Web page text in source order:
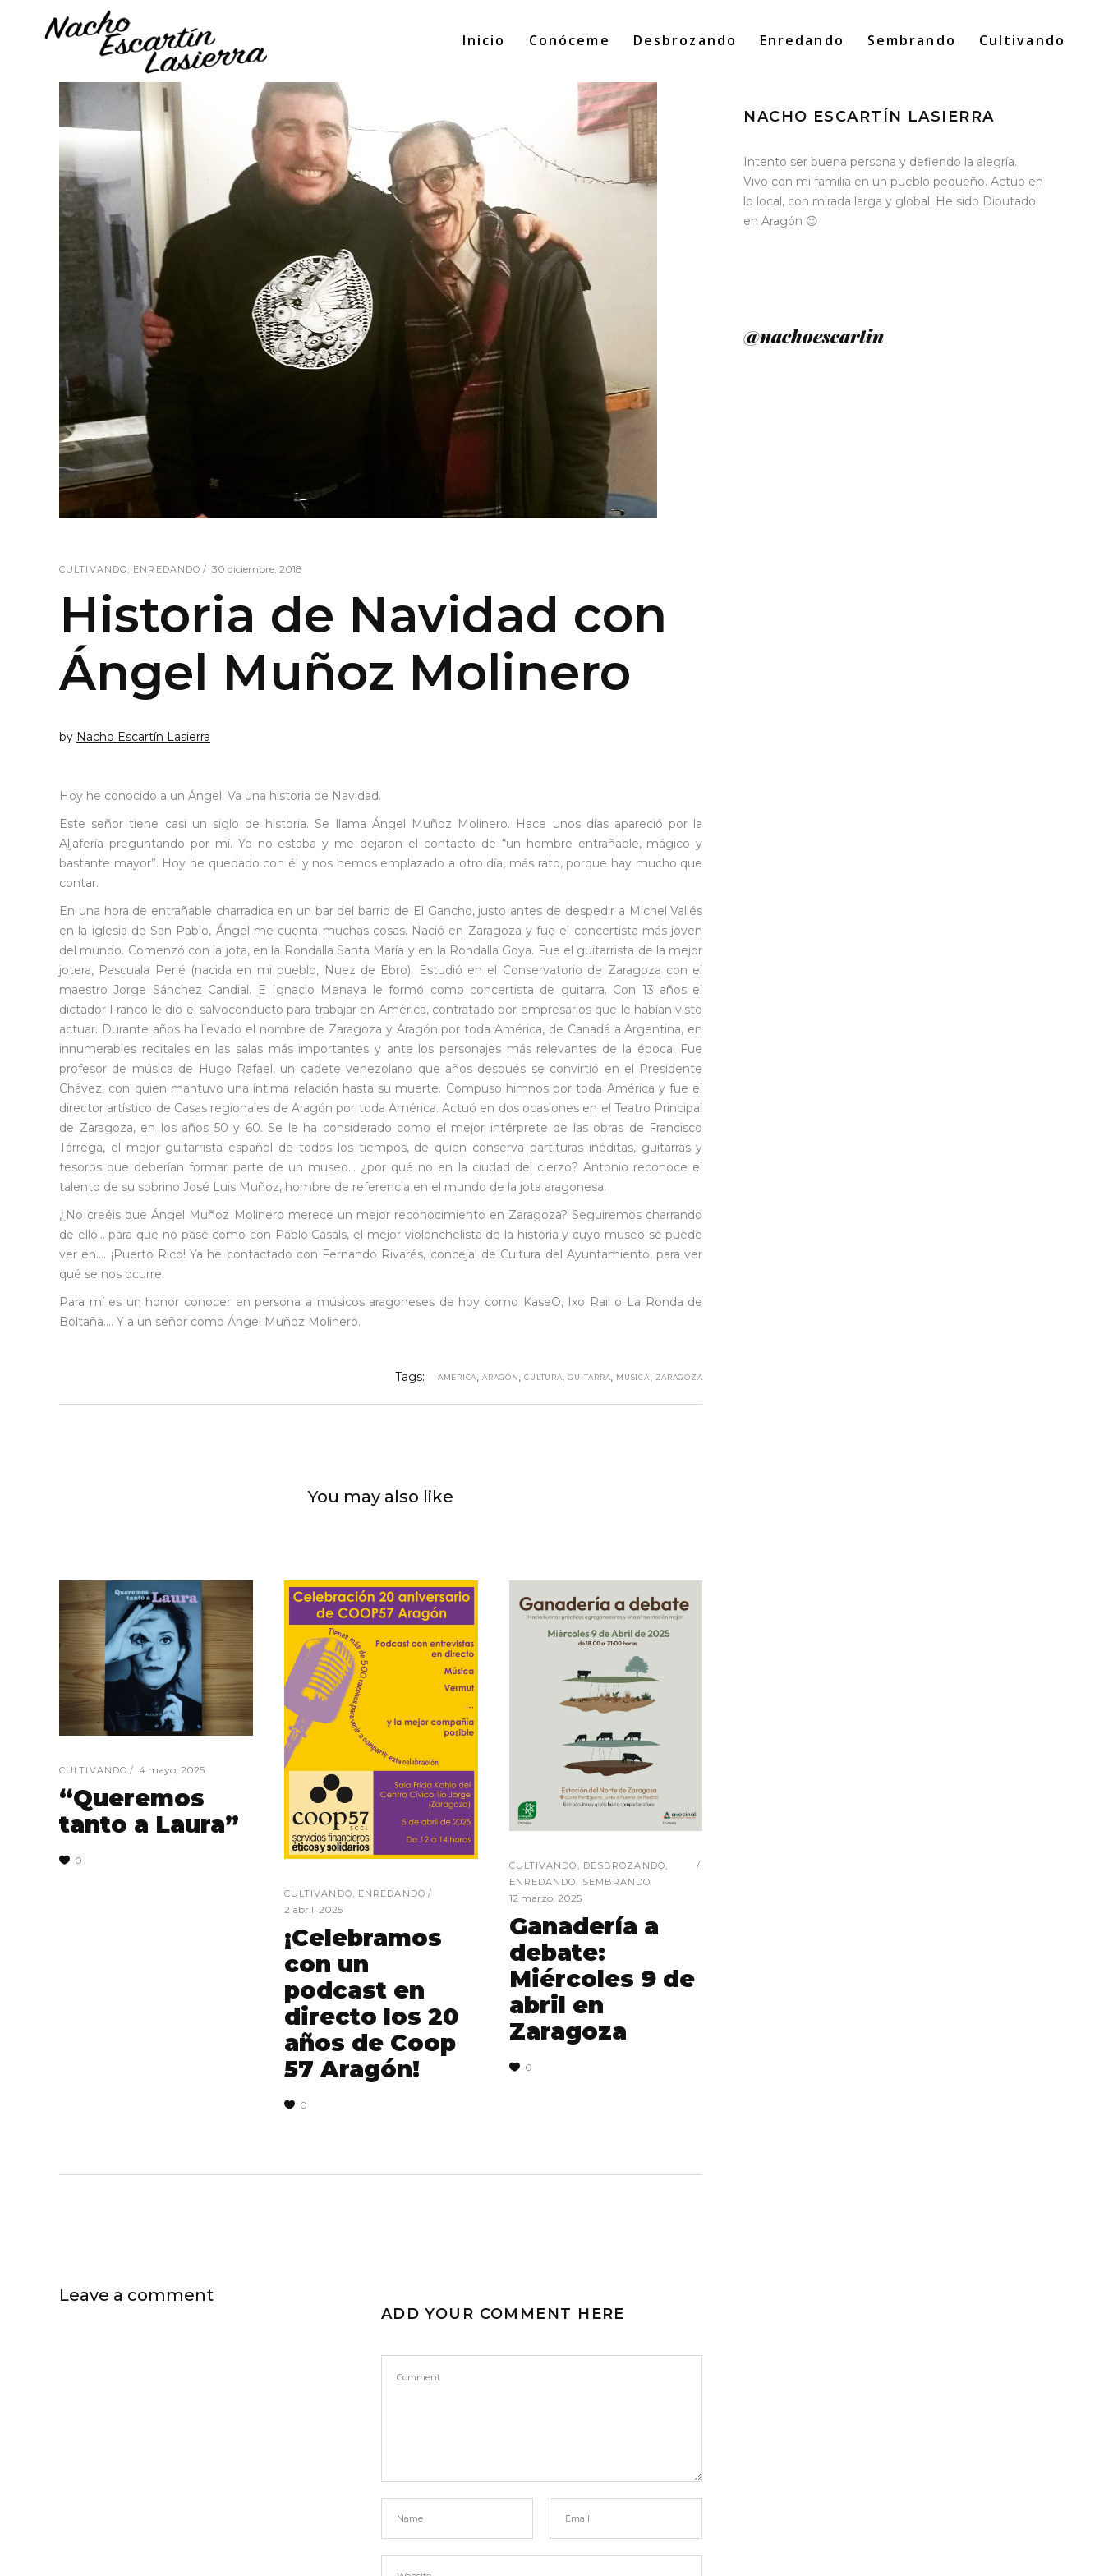
Inicio Conóceme Desbrozando Enredando Sembrando Cultivando
CULTIVANDO, ENREDANDO 30 diciembre, 2018
Historia de Navidad con
Ángel Muñoz Molinero
by Nacho Escartín Lasierra
Hoy he conocido a un Ángel. Va una historia de Navidad.
Este señor tiene casi un siglo de historia. Se llama Ángel Muñoz Molinero. Hace unos días apareció por la
Aljafería preguntando por mí. Yo no estaba y me dejaron el contacto de “un hombre entrañable, mágico y
bastante mayor”. Hoy he quedado con él y nos hemos emplazado a otro día, más rato, porque hay mucho que
contar.
En una hora de entrañable charradica en un bar del barrio de El Gancho, justo antes de despedir a Michel Vallés
en la iglesia de San Pablo, Ángel me cuenta muchas cosas. Nació en Zaragoza y fue el concertista más joven
del mundo. Comenzó con la jota, en la Rondalla Santa María y en la Rondalla Goya. Fue el guitarrista de la mejor
jotera, Pascuala Perié (nacida en mi pueblo, Nuez de Ebro). Estudió en el Conservatorio de Zaragoza con el
maestro Jorge Sánchez Candial. E Ignacio Menaya le formó como concertista de guitarra. Con 13 años el
dictador Franco le dio el salvoconducto para trabajar en América, contratado por empresarios que le habían visto
actuar. Durante años ha llevado el nombre de Zaragoza y Aragón por toda América, de Canadá a Argentina, en
innumerables recitales en las salas más importantes y ante los personajes más relevantes de la época. Fue
profesor de música de Hugo Rafael, un cadete venezolano que años después se convirtió en el Presidente
Chávez, con quien mantuvo una íntima relación hasta su muerte. Compuso himnos por toda América y fue el
director artístico de Casas regionales de Aragón por toda América. Actuó en dos ocasiones en el Teatro Principal
de Zaragoza, en los años 50 y 60. Se le ha considerado como el mejor intérprete de las obras de Francisco
Tárrega, el mejor guitarrista español de todos los tiempos, de quien conserva partituras inéditas, guitarras y
tesoros que deberían formar parte de un museo… ¿por qué no en la ciudad del cierzo? Antonio reconoce el
talento de su sobrino José Luis Muñoz, hombre de referencia en el mundo de la jota aragonesa.
¿No creéis que Ángel Muñoz Molinero merece un mejor reconocimiento en Zaragoza? Seguiremos charrando
de ello… para que no pase como con Pablo Casals, el mejor violonchelista de la historia y cuyo museo se puede
ver en…. ¡Puerto Rico! Ya he contactado con Fernando Rivarés, concejal de Cultura del Ayuntamiento, para ver
qué se nos ocurre.
Para mí es un honor conocer en persona a músicos aragoneses de hoy como KaseO, Ixo Rai! o La Ronda de
Boltaña…. Y a un señor como Ángel Muñoz Molinero.
Tags: AMERICA,ARAGÓN,CULTURA,GUITARRA, MUSICA, ZARAGOZA
You may also like
CULTIVANDO 4 mayo, 2025
“Queremos
tanto a Laura”
0
CULTIVANDO ENREDANDO
2 abril, 2025
¡Celebramos
con un
podcast en
directo los 20
años de Coop
57 Aragón!
0
CULTIVANDO DESBROZANDO
ENREDANDO
SEMBRANDO
12 marzo, 2025
Ganadería a
debate:
Miércoles 9 de
abril en
Zaragoza
0
Leave a comment
ADD YOUR COMMENT HERE
Search
NACHO ESCARTÍN LASIERRA
Intento ser buena persona y defiendo la alegría.
Vivo con mi familia en un pueblo pequeño. Actúo en
lo local, con mirada larga y global. He sido Diputado
en Aragón 😉
@nachoescartin